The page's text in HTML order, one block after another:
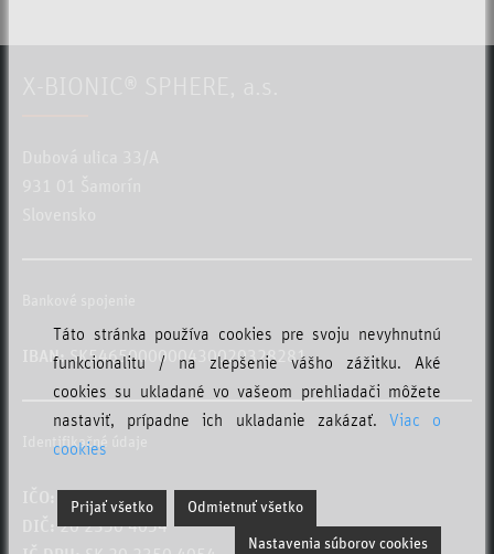
IBAN:SK5465000000430020328281
Identifikačné údaje
46 640 134
20 2350 4054
Táto stránka používa cookies pre svoju nevyhnutnú
funkcionalitu / na zlepšenie vášho zážitku. Aké
cookies su ukladané vo vašeom prehliadači môžete
nastaviť, prípadne ich ukladanie zakázať. Viac o
cookies
Prijať všetko Odmietnuť všetko
Nastavenia súborov cookies